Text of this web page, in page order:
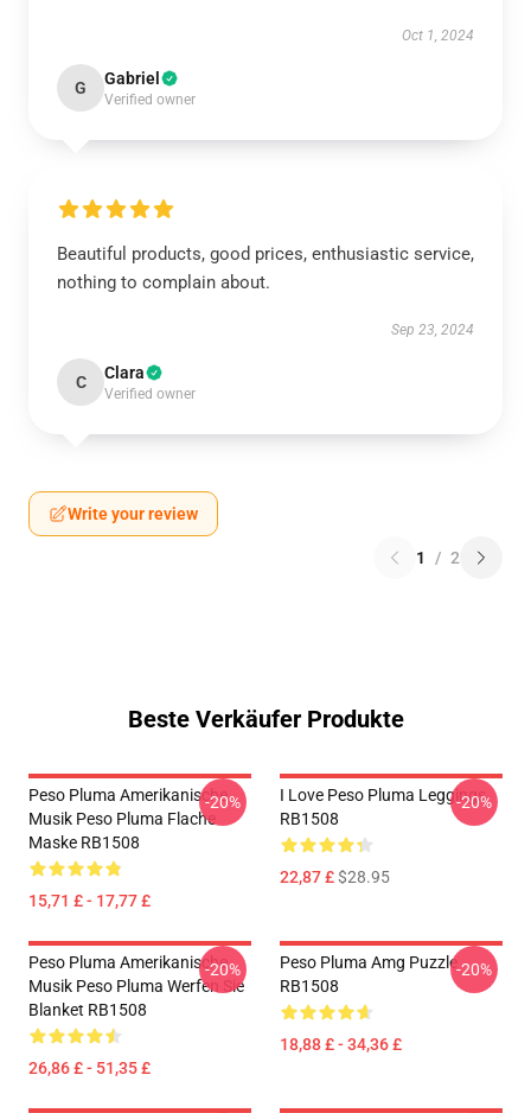
Oct 1, 2024
G Gabriel
Verified owner
Beautiful products, good prices, enthusiastic service,
nothing to complain about.
Sep 23, 2024
C Clara
Verified owner
Write your review
1 / 2
Beste Verkäufer Produkte
Peso Pluma Amerikanische
Musik Peso Pluma Flache
Maske RB1508
15,71 £ - 17,77 £
-20%
I Love Peso Pluma Leggings
RB1508
22,87 £$28.95
-20%
Peso Pluma Amerikanische
Musik Peso Pluma Werfen Sie
Blanket RB1508
26,86 £ - 51,35 £
-20%
Peso Pluma Amg Puzzle
RB1508
18,88 £ - 34,36 £
-20%